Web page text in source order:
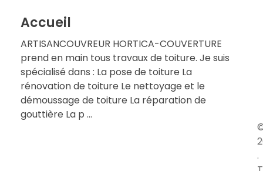
Accueil
ARTISANCOUVREUR HORTICA-COUVERTURE
prend en main tous travaux de toiture. Je suis
spécialisé dans : La pose de toiture La
rénovation de toiture Le nettoyage et le
démoussage de toiture La réparation de
gouttière La p ...
.